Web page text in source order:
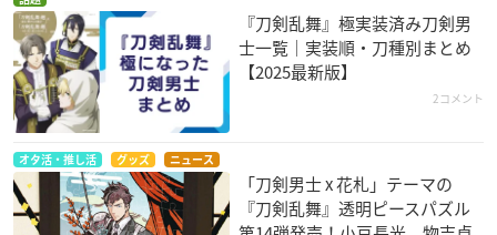
『刀剣乱舞』極実装済み刀剣男
士一覧｜実装順・刀種別まとめ
【2025最新版】
2コメント
オタ活・推し活 グッズ ニュース
「刀剣男士 x 花札」テーマの
『刀剣乱舞』透明ピースパズル